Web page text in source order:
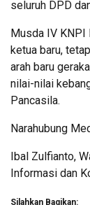
seluruh DPD
Musda IV KNPI
ketua baru,
arah baru
nilai-nilai
Pancasila.
Narahubung
Ibal Zulfianto,
Informasi dan
Silahkan Bagikan: